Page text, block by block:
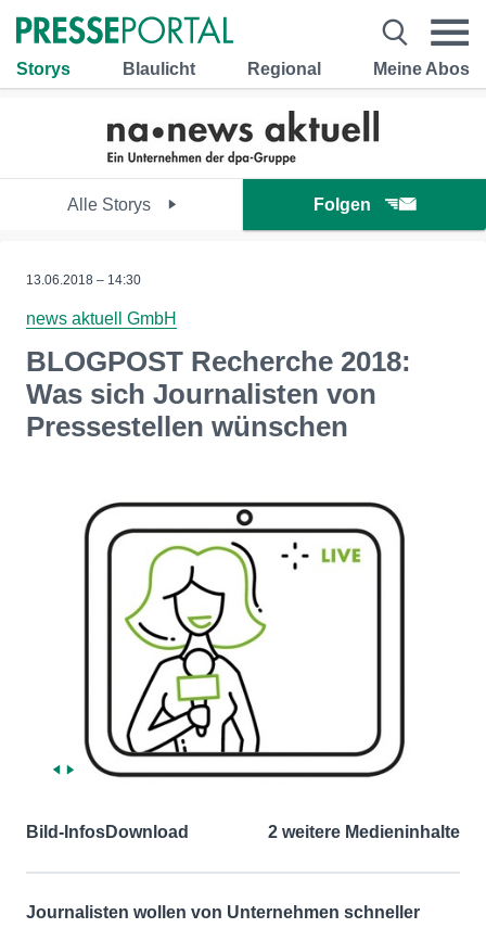
Storys Blaulicht Regional Meine Abos
Alle Storys Folgen
13.06.2018 – 14:30
news aktuell GmbH
BLOGPOST Recherche 2018:
Was sich Journalisten von
Pressestellen wünschen
Bild-InfosDownload 2 weitere Medieninhalte
Journalisten wollen von Unternehmen schneller